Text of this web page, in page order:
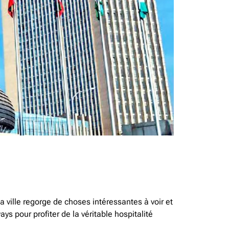
regorge de choses intéressantes à voir et
pour profiter de la véritable hospitalité